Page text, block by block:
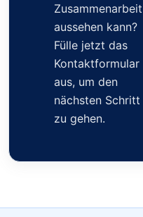
Zusammenarbeit
aussehen kann?
Fülle jetzt das
Kontaktformular
aus, um den
nächsten Schritt
zu gehen.